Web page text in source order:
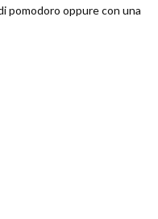
pomodoro oppure con una